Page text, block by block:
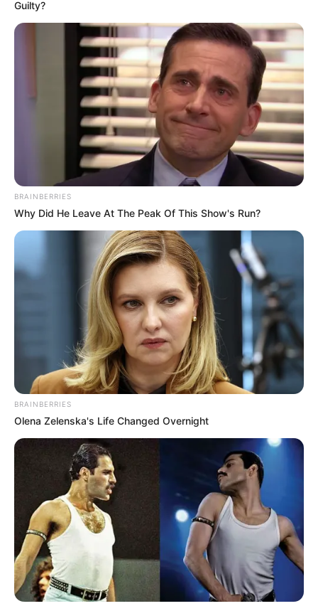
Guilty?
BRAINBERRIES
Why Did He Leave At The Peak Of This Show's Run?
BRAINBERRIES
Olena Zelenska's Life Changed Overnight